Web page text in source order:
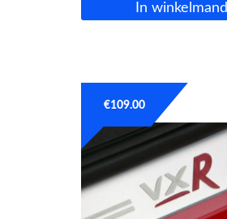
In winkelmand
€109.00